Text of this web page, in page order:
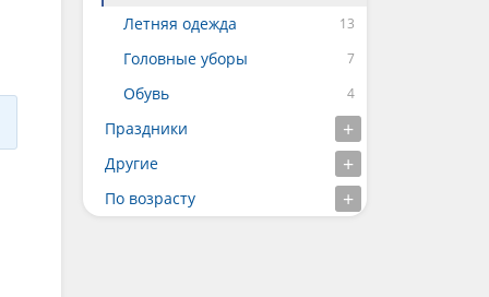
Летняя одежда
Головные уборы
Обувь
Праздники
Другие
По возрасту